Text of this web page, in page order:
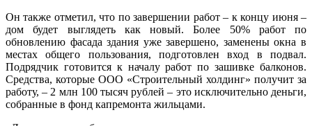
Он также отметил, что по завершении работ – к концу июня –
дом будет выглядеть как новый. Более 50% работ по
обновлению фасада здания уже завершено, заменены окна в
местах общего пользования, подготовлен вход в подвал.
Подрядчик готовится к началу работ по зашивке балконов.
Средства, которые ООО «Строительный холдинг» получит за
работу, – 2 млн 100 тысяч рублей – это исключительно деньги,
собранные в фонд капремонта жильцами.